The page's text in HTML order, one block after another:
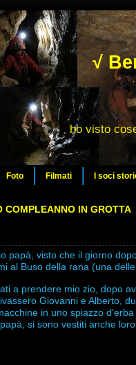
√
ho visto
Foto Filmati I soci
COMPLEANNO IN GROTTA
papà, visto che il giorno
al Buso della rana (una
a prendere mio zio, dopo
Giovanni e Alberto,
in uno spiazzo
si sono vestiti anche